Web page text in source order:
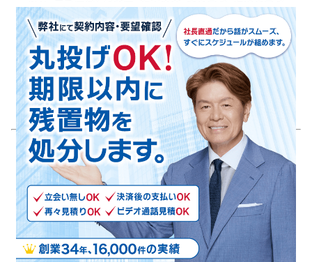
法人のお客様は、こちらからお問い合わせください。
【法人専用】お問合せはコチラ
※社長直通の電話番号をお渡ししております。
「依頼を丸ごと任せられて、要望や売買契約内容にし
っかりと合わせて撤去・処分してくれる業者を探して
いる。」
「不動産売買が立て続けにあり、継続的かつスムーズ
に残置物撤去を依頼できる業者が必要だ。」